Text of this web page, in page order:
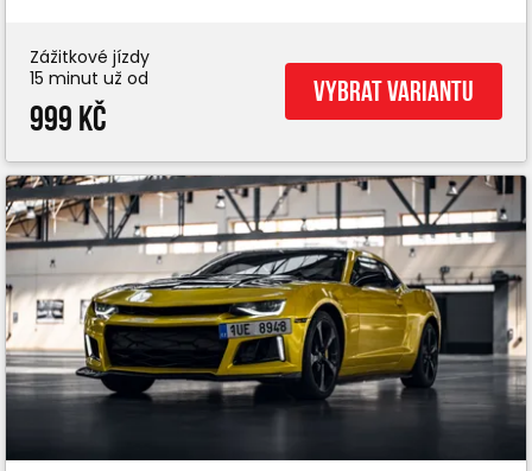
Zážitkové jízdy
15 minut už od
999 Kč
Vybrat variantu